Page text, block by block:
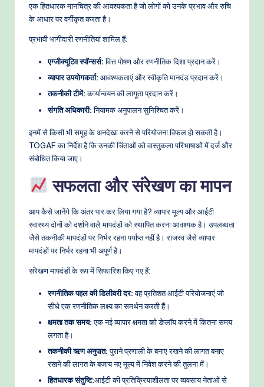
एक हितधारक मानचित्र की आवश्यकता है जो लोगों को उनके प्रभाव और रुचि
के आधार पर वर्गीकृत करता है।
प्रभावी भागीदारी रणनीतियां शामिल हैं:
एग्जीक्यूटिव स्पॉन्सर्स:वित्त पोषण और रणनीतिक दिशा प्रदान करें।
व्यापार उपयोगकर्ता: आवश्यकताएं और स्वीकृति मानदंड प्रदान करें।
तकनीकी टीमें:कार्यान्वयन की लागूता प्रदान करें।
संगति अधिकारी:नियामक अनुपालन सुनिश्चित करें।
इनमें से किसी भी समूह के अनदेखा करने से परियोजना विफल हो सकती है।
TOGAF का निर्देश है कि उनकी चिंताओं को वास्तुकला परिभाषाओं में दर्ज और
संबोधित किया जाए।
सफलता और संरेखण का मापन
आप कैसे जानेंगे कि अंतर पार कर लिया गया है? व्यापार मूल्य और आईटी
स्वास्थ्य दोनों को दर्शाने वाले मापदंडों को स्थापित करना आवश्यक है। उपलब्धता
जैसे तकनीकी मापदंडों पर निर्भर रहना पर्याप्त नहीं है। राजस्व जैसे व्यापार
मापदंडों पर निर्भर रहना भी अपूर्ण है।
संरेखण मापदंडों के रूप में सिफारिश किए गए हैं:
रणनीतिक पहल की डिलीवरी दर:वह प्रतिशत आईटी परियोजनाएं जो
सीधे एक रणनीतिक लक्ष्य का समर्थन करती हैं।
क्षमता तक समय:एक नई व्यापार क्षमता को डेप्लॉय करने में कितना समय
लगता है।
तकनीकी ऋण अनुपात:पुराने प्रणाली के बनाए रखने की लागत बनाए
रखने की लागत के बजाय नए मूल्य में निवेश करने की तुलना में।
हितधारक संतुष्टि:आईटी की प्रतिक्रियाशीलता पर व्यवसाय नेताओं से